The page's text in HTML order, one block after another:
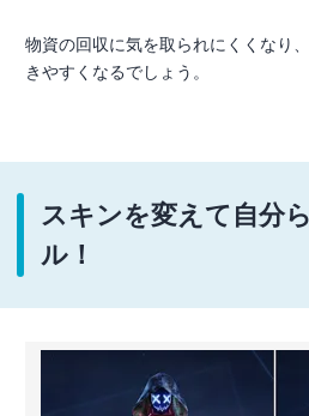
物資の回収に気を取られにくくなり
きやすくなるでしょう。
スキンを変えて自分
ル！